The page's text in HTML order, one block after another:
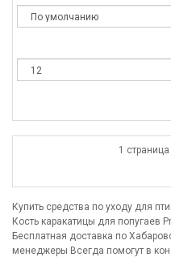
1
Купить средства по уходу для
Кость каракатицы для попугаев
Бесплатная доставка по
менеджеры Всегда помогут в